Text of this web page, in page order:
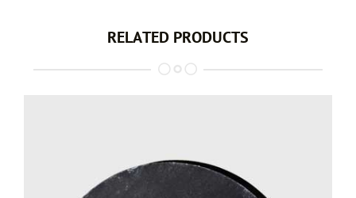
RELATED PRODUCTS